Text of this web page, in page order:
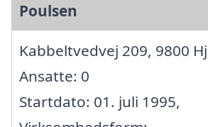
Poulsen
Kabbeltvedvej 209, 9800
Ansatte: 0
Startdato: 01. juli 1995,